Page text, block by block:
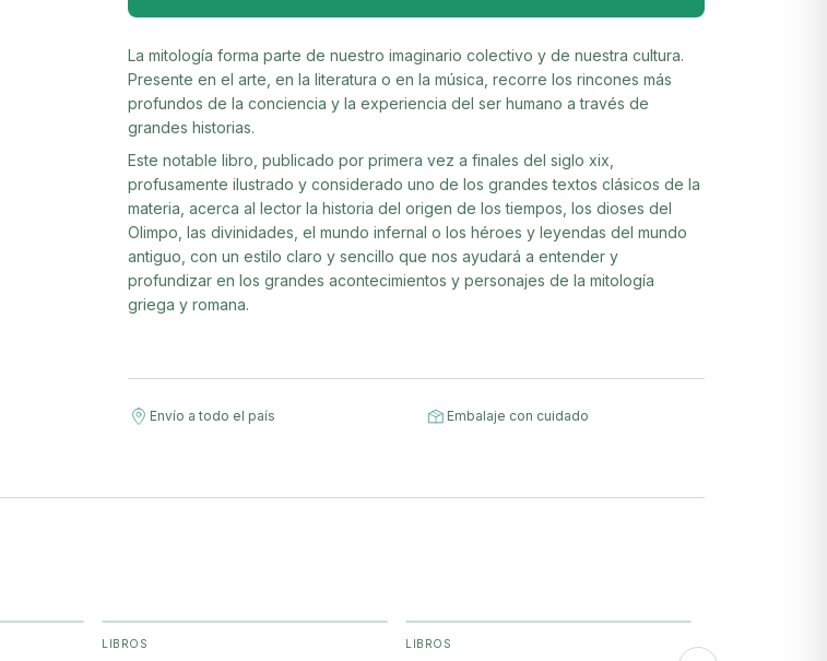
La mitología forma parte de nuestro imaginario colectivo y de nuestra cultura.
Presente en el arte, en la literatura o en la música, recorre los rincones más
profundos de la conciencia y la experiencia del ser humano a través de
grandes historias.
Este notable libro, publicado por primera vez a finales del siglo xix,
profusamente ilustrado y considerado uno de los grandes textos clásicos de la
materia, acerca al lector la historia del origen de los tiempos, los dioses del
Olimpo, las divinidades, el mundo infernal o los héroes y leyendas del mundo
antiguo, con un estilo claro y sencillo que nos ayudará a entender y
profundizar en los grandes acontecimientos y personajes de la mitología
griega y romana.
Envío a todo el país Embalaje con cuidado
LIBROS LIBROS